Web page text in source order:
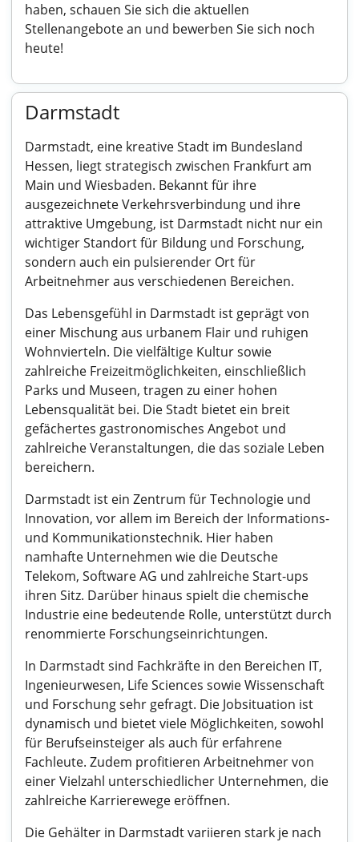
haben, schauen Sie sich die aktuellen
Stellenangebote an und bewerben Sie sich noch
heute!
Darmstadt
Darmstadt, eine kreative Stadt im Bundesland
Hessen, liegt strategisch zwischen Frankfurt am
Main und Wiesbaden. Bekannt für ihre
ausgezeichnete Verkehrsverbindung und ihre
attraktive Umgebung, ist Darmstadt nicht nur ein
wichtiger Standort für Bildung und Forschung,
sondern auch ein pulsierender Ort für
Arbeitnehmer aus verschiedenen Bereichen.
Das Lebensgefühl in Darmstadt ist geprägt von
einer Mischung aus urbanem Flair und ruhigen
Wohnvierteln. Die vielfältige Kultur sowie
zahlreiche Freizeitmöglichkeiten, einschließlich
Parks und Museen, tragen zu einer hohen
Lebensqualität bei. Die Stadt bietet ein breit
gefächertes gastronomisches Angebot und
zahlreiche Veranstaltungen, die das soziale Leben
bereichern.
Darmstadt ist ein Zentrum für Technologie und
Innovation, vor allem im Bereich der Informations-
und Kommunikationstechnik. Hier haben
namhafte Unternehmen wie die Deutsche
Telekom, Software AG und zahlreiche Start-ups
ihren Sitz. Darüber hinaus spielt die chemische
Industrie eine bedeutende Rolle, unterstützt durch
renommierte Forschungseinrichtungen.
In Darmstadt sind Fachkräfte in den Bereichen IT,
Ingenieurwesen, Life Sciences sowie Wissenschaft
und Forschung sehr gefragt. Die Jobsituation ist
dynamisch und bietet viele Möglichkeiten, sowohl
für Berufseinsteiger als auch für erfahrene
Fachleute. Zudem profitieren Arbeitnehmer von
einer Vielzahl unterschiedlicher Unternehmen, die
zahlreiche Karrierewege eröffnen.
Die Gehälter in Darmstadt variieren stark je nach